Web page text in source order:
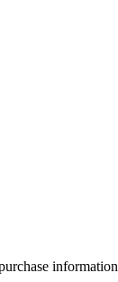
information